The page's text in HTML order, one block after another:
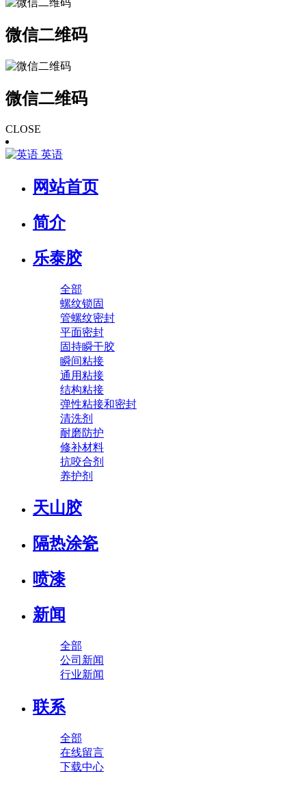
微信二维码
微信二维码
CLOSE
英语
网站首页
简介
乐泰胶
全部
螺纹锁固
管螺纹密封
平面密封
固持瞬干胶
瞬间粘接
通用粘接
结构粘接
弹性粘接和密封
清洗剂
耐磨防护
修补材料
抗咬合剂
养护剂
天山胶
隔热涂瓷
喷漆
新闻
全部
公司新闻
行业新闻
联系
全部
在线留言
下载中心